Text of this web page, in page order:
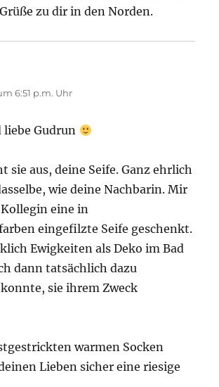
zu dir in den Norden.
6:51 p.m. Uhr
liebe Gudrun
sie aus, deine Seife. Ganz ehrlich
wie deine Nachbarin. Mir
eine in
eingefilzte Seife geschenkt.
Ewigkeiten als Deko im Bad
dann tatsächlich dazu
sie ihrem Zweck
warmen Socken
Lieben sicher eine riesige